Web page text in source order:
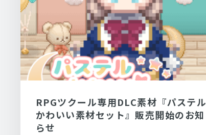
RPGツクール専用DLC素材『パステル
かわいい素材セット』販売開始のお知
らせ